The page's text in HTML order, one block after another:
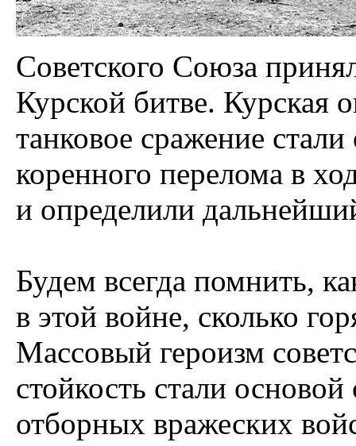
Советского Союза
Курской битве. Курская
танковое сражение
коренного перелома в
и определили
Будем всегда помнить,
в этой войне, сколько
Массовый героизм
стойкость стали
отборных вражеских